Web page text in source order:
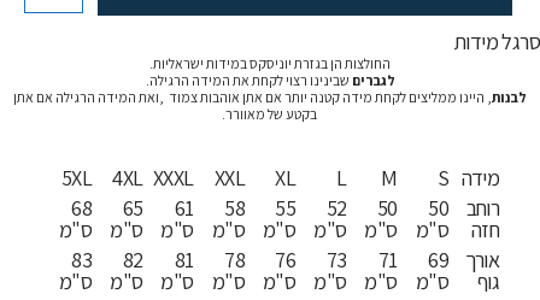
סרגל מידות
החולצות הן בגזרת יוניסקס במידות ישראליות.
לגברים שבינינו רצוי לקחת את המידה הרגילה.
לבנות, היינו ממליצים לקחת מידה קטנה יותר אם אתן אוהבות צמוד ,ואת המידה הרגילה אם אתן
בקטע של מאוורר.
5XL
68
ס"מ
83
ס"מ
4XL
65
ס"מ
82
ס"מ
XXXL
61
ס"מ
81
ס"מ
XXL
58
ס"מ
78
ס"מ
XL
55
ס"מ
76
ס"מ
L
52
ס"מ
73
ס"מ
M
50
ס"מ
71
ס"מ
S
50
ס"מ
69
ס"מ
מידה
רוחב
חזה
אורך
גוף